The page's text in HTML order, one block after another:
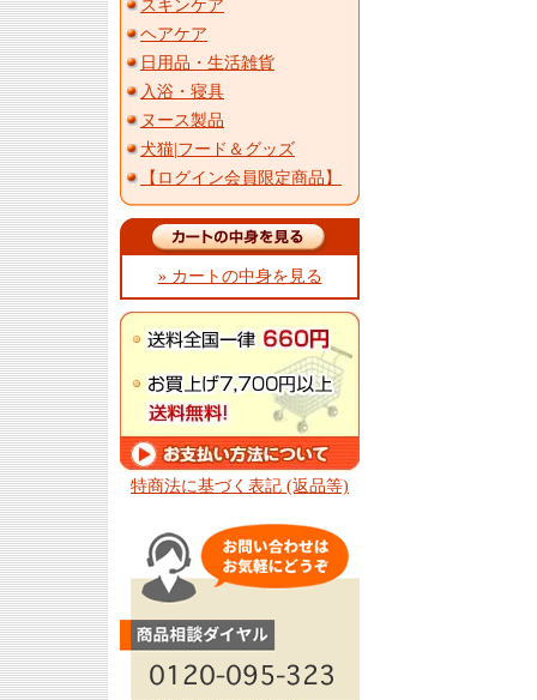
スキンケア
ヘアケア
日用品・生活雑貨
入浴・寝具
ヌース製品
犬猫|フード＆グッズ
【ログイン会員限定商品】
» カートの中身を見る
特商法に基づく表記 (返品等)